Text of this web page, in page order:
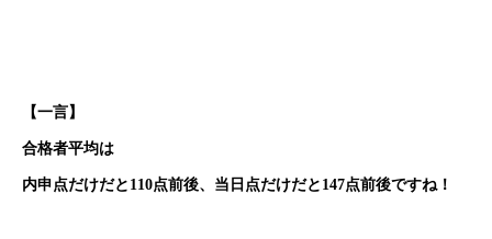
【一言】
合格者平均は
内申点だけだと110点前後、当日点だけだと147点前後ですね！